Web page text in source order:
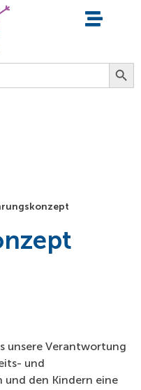
unsere Verantwortung
und
und den Kindern eine